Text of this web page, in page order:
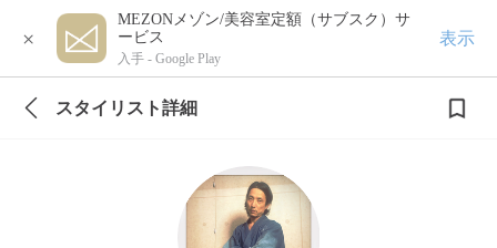
×
MEZONメゾン/美容室定額（サブスク）サ
ービス
入手 - Google Play
表示
スタイリスト詳細